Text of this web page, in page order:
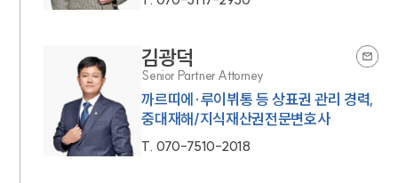
김광덕
Senior Partner Attorney
까르띠에·루이뷔통 등 상표권 관리 경력,
중대재해/지식재산권전문변호사
T. 070-7510-2018